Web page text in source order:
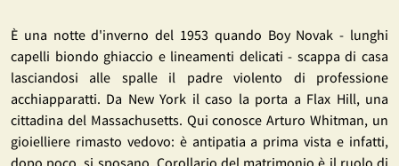
È una notte d'inverno del 1953 quando Boy Novak - lunghi
capelli biondo ghiaccio e lineamenti delicati - scappa di casa
lasciandosi alle spalle il padre violento di professione
acchiapparatti. Da New York il caso la porta a Flax Hill, una
cittadina del Massachusetts. Qui conosce Arturo Whitman, un
gioielliere rimasto vedovo: è antipatia a prima vista e infatti,
dopo poco, si sposano. Corollario del matrimonio è il ruolo di